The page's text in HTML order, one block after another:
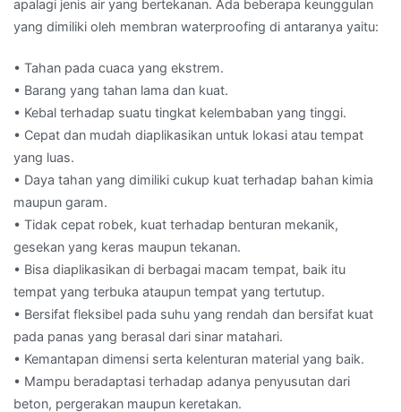
apalagi jenis air yang bertekanan. Ada beberapa keunggulan
yang dimiliki oleh membran waterproofing di antaranya yaitu:
• Tahan pada cuaca yang ekstrem.
• Barang yang tahan lama dan kuat.
• Kebal terhadap suatu tingkat kelembaban yang tinggi.
• Cepat dan mudah diaplikasikan untuk lokasi atau tempat
yang luas.
• Daya tahan yang dimiliki cukup kuat terhadap bahan kimia
maupun garam.
• Tidak cepat robek, kuat terhadap benturan mekanik,
gesekan yang keras maupun tekanan.
• Bisa diaplikasikan di berbagai macam tempat, baik itu
tempat yang terbuka ataupun tempat yang tertutup.
• Bersifat fleksibel pada suhu yang rendah dan bersifat kuat
pada panas yang berasal dari sinar matahari.
• Kemantapan dimensi serta kelenturan material yang baik.
• Mampu beradaptasi terhadap adanya penyusutan dari
beton, pergerakan maupun keretakan.